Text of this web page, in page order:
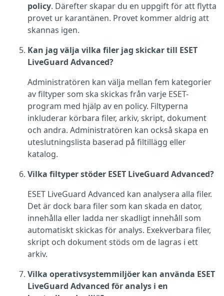
policy. Därefter skapar du en uppgift för att flytta
provet ur karantänen. Provet kommer aldrig att
skannas igen.
Kan jag välja vilka filer jag skickar till ESET
LiveGuard Advanced?
Administratören kan välja mellan fem kategorier
av filtyper som ska skickas från varje ESET-
program med hjälp av en policy. Filtyperna
inkluderar körbara filer, arkiv, skript, dokument
och andra. Administratören kan också skapa en
uteslutningslista baserad på filtillägg eller
katalog.
Vilka filtyper stöder ESET LiveGuard Advanced?
ESET LiveGuard Advanced kan analysera alla filer.
Det är dock bara filer som kan skada en dator,
innehålla eller ladda ner skadligt innehåll som
automatiskt skickas för analys. Exekverbara filer,
skript och dokument stöds om de lagras i ett
arkiv.
Vilka operativsystemmiljöer kan använda ESET
LiveGuard Advanced för analys i en